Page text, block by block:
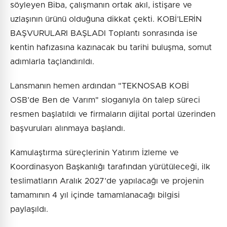
söyleyen Biba, çalışmanın ortak akıl, istişare ve
uzlaşının ürünü olduğuna dikkat çekti. KOBİ’LERİN
BAŞVURULARI BAŞLADI Toplantı sonrasında ise
kentin hafızasına kazınacak bu tarihi buluşma, somut
adımlarla taçlandırıldı.
Lansmanın hemen ardından "TEKNOSAB KOBİ
OSB’de Ben de Varım" sloganıyla ön talep süreci
resmen başlatıldı ve firmaların dijital portal üzerinden
başvuruları alınmaya başlandı.
Kamulaştırma süreçlerinin Yatırım İzleme ve
Koordinasyon Başkanlığı tarafından yürütüleceği, ilk
teslimatların Aralık 2027’de yapılacağı ve projenin
tamamının 4 yıl içinde tamamlanacağı bilgisi
paylaşıldı.